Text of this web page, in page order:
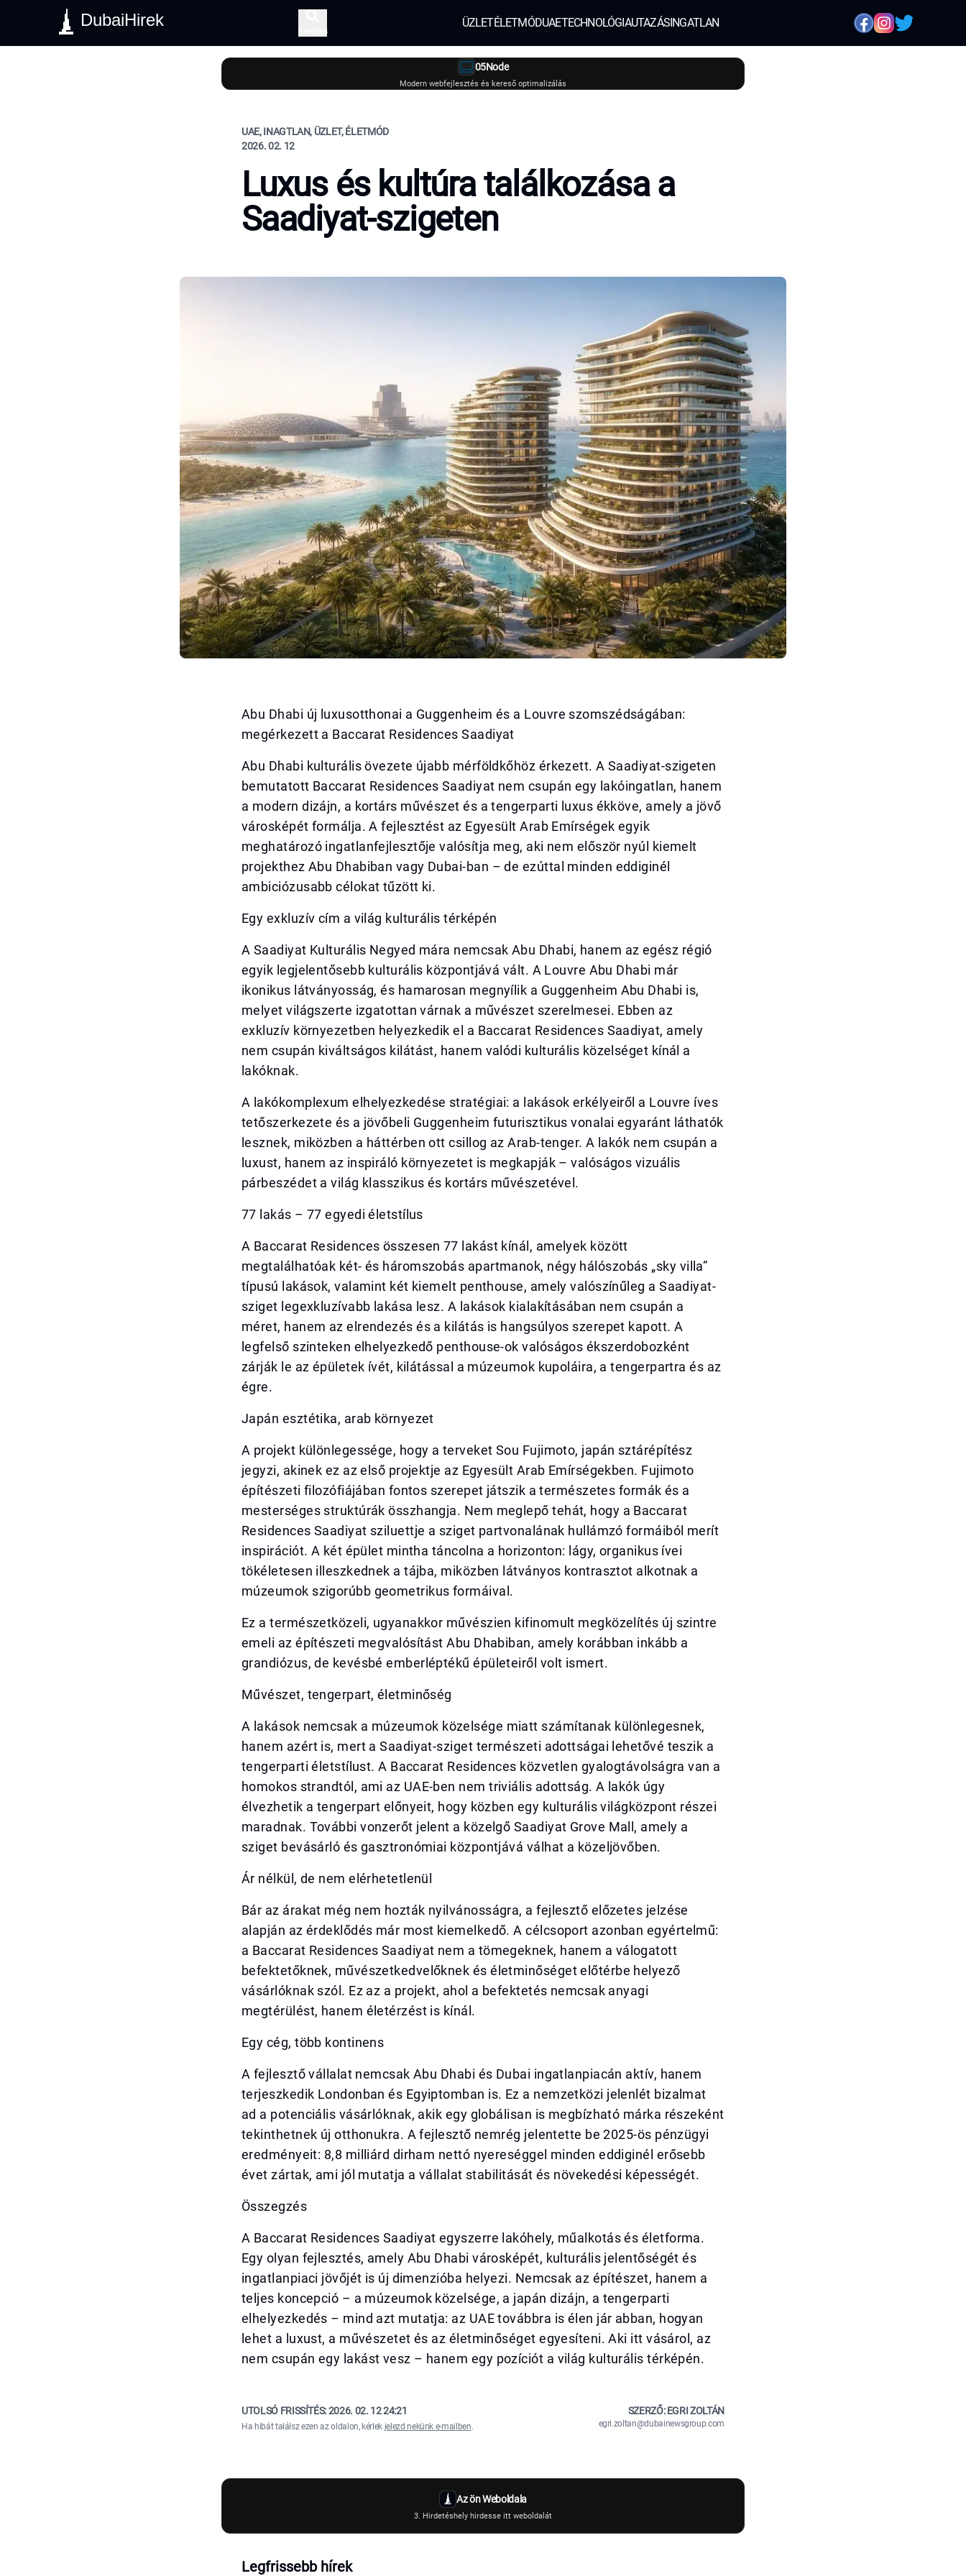
DubaiHirek
Keresés
ÜZLETÉLETMÓDUAETECHNOLÓGIAUTAZÁSINGATLAN
05Node
Modern webfejlesztés és kereső optimalizálás
UAE, INAGTLAN, ÜZLET, ÉLETMÓD
2026. 02. 12
Luxus és kultúra találkozása a
Saadiyat-szigeten
Abu Dhabi új luxusotthonai a Guggenheim és a Louvre szomszédságában:
megérkezett a Baccarat Residences Saadiyat
Abu Dhabi kulturális övezete újabb mérföldkőhöz érkezett. A Saadiyat-szigeten
bemutatott Baccarat Residences Saadiyat nem csupán egy lakóingatlan, hanem
a modern dizájn, a kortárs művészet és a tengerparti luxus ékköve, amely a jövő
városképét formálja. A fejlesztést az Egyesült Arab Emírségek egyik
meghatározó ingatlanfejlesztője valósítja meg, aki nem először nyúl kiemelt
projekthez Abu Dhabiban vagy Dubai-ban – de ezúttal minden eddiginél
ambiciózusabb célokat tűzött ki.
Egy exkluzív cím a világ kulturális térképén
A Saadiyat Kulturális Negyed mára nemcsak Abu Dhabi, hanem az egész régió
egyik legjelentősebb kulturális központjává vált. A Louvre Abu Dhabi már
ikonikus látványosság, és hamarosan megnyílik a Guggenheim Abu Dhabi is,
melyet világszerte izgatottan várnak a művészet szerelmesei. Ebben az
exkluzív környezetben helyezkedik el a Baccarat Residences Saadiyat, amely
nem csupán kiváltságos kilátást, hanem valódi kulturális közelséget kínál a
lakóknak.
A lakókomplexum elhelyezkedése stratégiai: a lakások erkélyeiről a Louvre íves
tetőszerkezete és a jövőbeli Guggenheim futurisztikus vonalai egyaránt láthatók
lesznek, miközben a háttérben ott csillog az Arab-tenger. A lakók nem csupán a
luxust, hanem az inspiráló környezetet is megkapják – valóságos vizuális
párbeszédet a világ klasszikus és kortárs művészetével.
77 lakás – 77 egyedi életstílus
A Baccarat Residences összesen 77 lakást kínál, amelyek között
megtalálhatóak két- és háromszobás apartmanok, négy hálószobás „sky villa”
típusú lakások, valamint két kiemelt penthouse, amely valószínűleg a Saadiyat-
sziget legexkluzívabb lakása lesz. A lakások kialakításában nem csupán a
méret, hanem az elrendezés és a kilátás is hangsúlyos szerepet kapott. A
legfelső szinteken elhelyezkedő penthouse-ok valóságos ékszerdobozként
zárják le az épületek ívét, kilátással a múzeumok kupoláira, a tengerpartra és az
égre.
Japán esztétika, arab környezet
A projekt különlegessége, hogy a terveket Sou Fujimoto, japán sztárépítész
jegyzi, akinek ez az első projektje az Egyesült Arab Emírségekben. Fujimoto
építészeti filozófiájában fontos szerepet játszik a természetes formák és a
mesterséges struktúrák összhangja. Nem meglepő tehát, hogy a Baccarat
Residences Saadiyat sziluettje a sziget partvonalának hullámzó formáiból merít
inspirációt. A két épület mintha táncolna a horizonton: lágy, organikus ívei
tökéletesen illeszkednek a tájba, miközben látványos kontrasztot alkotnak a
múzeumok szigorúbb geometrikus formáival.
Ez a természetközeli, ugyanakkor művészien kifinomult megközelítés új szintre
emeli az építészeti megvalósítást Abu Dhabiban, amely korábban inkább a
grandiózus, de kevésbé emberléptékű épületeiről volt ismert.
Művészet, tengerpart, életminőség
A lakások nemcsak a múzeumok közelsége miatt számítanak különlegesnek,
hanem azért is, mert a Saadiyat-sziget természeti adottságai lehetővé teszik a
tengerparti életstílust. A Baccarat Residences közvetlen gyalogtávolságra van a
homokos strandtól, ami az UAE-ben nem triviális adottság. A lakók úgy
élvezhetik a tengerpart előnyeit, hogy közben egy kulturális világközpont részei
maradnak. További vonzerőt jelent a közelgő Saadiyat Grove Mall, amely a
sziget bevásárló és gasztronómiai központjává válhat a közeljövőben.
Ár nélkül, de nem elérhetetlenül
Bár az árakat még nem hozták nyilvánosságra, a fejlesztő előzetes jelzése
alapján az érdeklődés már most kiemelkedő. A célcsoport azonban egyértelmű:
a Baccarat Residences Saadiyat nem a tömegeknek, hanem a válogatott
befektetőknek, művészetkedvelőknek és életminőséget előtérbe helyező
vásárlóknak szól. Ez az a projekt, ahol a befektetés nemcsak anyagi
megtérülést, hanem életérzést is kínál.
Egy cég, több kontinens
A fejlesztő vállalat nemcsak Abu Dhabi és Dubai ingatlanpiacán aktív, hanem
terjeszkedik Londonban és Egyiptomban is. Ez a nemzetközi jelenlét bizalmat
ad a potenciális vásárlóknak, akik egy globálisan is megbízható márka részeként
tekinthetnek új otthonukra. A fejlesztő nemrég jelentette be 2025-ös pénzügyi
eredményeit: 8,8 milliárd dirham nettó nyereséggel minden eddiginél erősebb
évet zártak, ami jól mutatja a vállalat stabilitását és növekedési képességét.
Összegzés
A Baccarat Residences Saadiyat egyszerre lakóhely, műalkotás és életforma.
Egy olyan fejlesztés, amely Abu Dhabi városképét, kulturális jelentőségét és
ingatlanpiaci jövőjét is új dimenzióba helyezi. Nemcsak az építészet, hanem a
teljes koncepció – a múzeumok közelsége, a japán dizájn, a tengerparti
elhelyezkedés – mind azt mutatja: az UAE továbbra is élen jár abban, hogyan
lehet a luxust, a művészetet és az életminőséget egyesíteni. Aki itt vásárol, az
nem csupán egy lakást vesz – hanem egy pozíciót a világ kulturális térképén.
UTOLSÓ FRISSÍTÉS:2026. 02. 12 24:21
Ha hibát találsz ezen az oldalon, kérlek jelezd nekünk e-mailben.
SZERZŐ: EGRI ZOLTÁN
egri.zoltan@dubainewsgroup.com
Az ön Weboldala
3. Hirdetéshely hirdesse itt weboldalát
Legfrissebb hírek